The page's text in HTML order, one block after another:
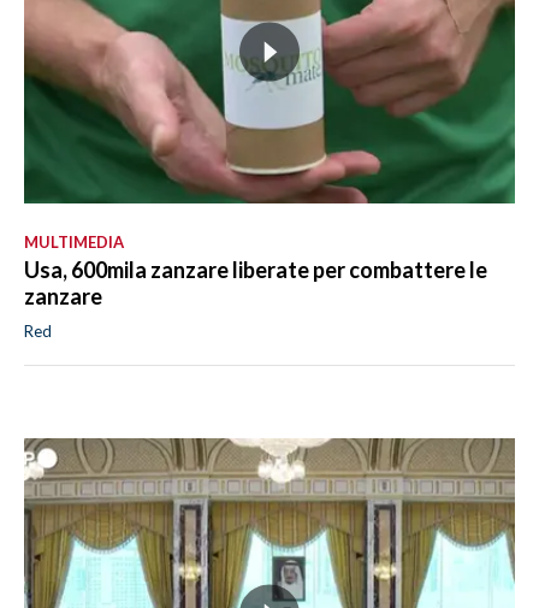
MULTIMEDIA
Usa, 600mila zanzare liberate per combattere le
zanzare
Red